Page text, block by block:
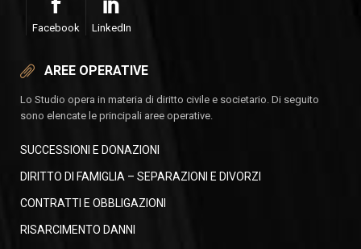
Facebook LinkedIn
AREE OPERATIVE
Lo Studio opera in materia di diritto civile e societario. Di seguito
sono elencate le principali aree operative.
SUCCESSIONI E DONAZIONI
DIRITTO DI FAMIGLIA – SEPARAZIONI E DIVORZI
CONTRATTI E OBBLIGAZIONI
RISARCIMENTO DANNI